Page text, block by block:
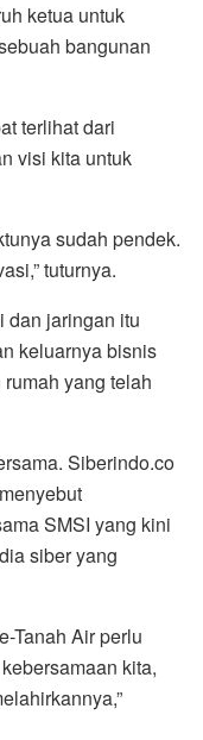
ketua untuk
bangunan
terlihat dari
visi kita untuk
sudah pendek.
tuturnya.
dan jaringan itu
keluarnya bisnis
yang telah
Siberindo.co
SMSI yang kini
siber yang
Tanah Air perlu
kita,